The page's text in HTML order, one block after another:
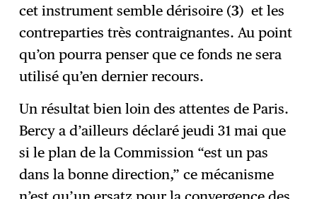
cet instrument semble dérisoire (3) et les
contreparties très contraignantes. Au point
qu’on pourra penser que ce fonds ne sera
utilisé qu’en dernier recours.
Un résultat bien loin des attentes de Paris.
Bercy a d’ailleurs déclaré jeudi 31 mai que
si le plan de la Commission “est un pas
dans la bonne direction,” ce mécanisme